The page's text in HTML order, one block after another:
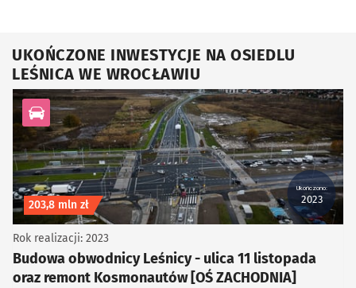
UKOŃCZONE INWESTYCJE NA OSIEDLU
LEŚNICA WE WROCŁAWIU
kategoria Infrastruktura drogowa
Ukończono:
2023
Koszt inwestycji
203,8 mln zł
Budowa obwodnicy Leśnicy - ulica 11 listopada
oraz remont Kosmonautów [OŚ ZACHODNIA]
Rok realizacji: 2023